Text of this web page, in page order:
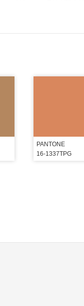
PANTONE
16-1337TPG